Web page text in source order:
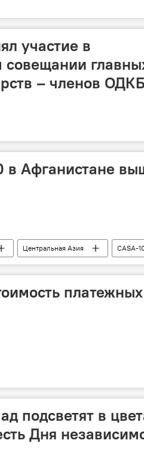
участие в
– членов
в Афганистане
Центральная Азия CASA-
подсветят в
Дня